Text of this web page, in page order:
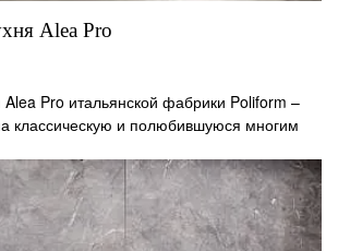
Alea Pro
Alea Pro итальянской фабрики Poliform –
классическую и полюбившуюся многим